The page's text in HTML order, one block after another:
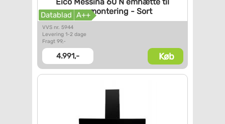
vægmontering - Sort
Datablad A++
VVS nr. 5944
Levering 1-2 dage
Fragt 99,-
4.991,- Køb